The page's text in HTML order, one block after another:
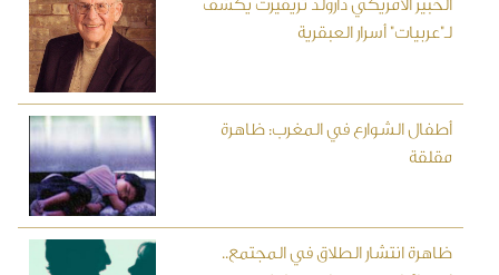
الخبير الأمريكي دارولد تريفيرت يكشف
لـ"عربيات" أسرار العبقرية
أطفال الشوارع في المغرب: ظاهرة
مقلقة
ظاهرة انتشار الطلاق في المجتمع..